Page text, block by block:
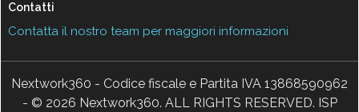
Contatti
Contatta il nostro team per maggiori informazioni
Nextwork360 - Codice fiscale e Partita IVA 13868590962
- © 2026 Nextwork360. ALL RIGHTS RESERVED. ISP